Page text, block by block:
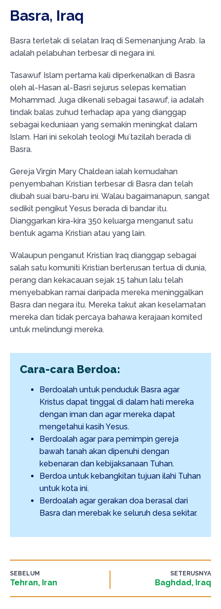
Basra, Iraq
Basra terletak di selatan Iraq di Semenanjung Arab. Ia
adalah pelabuhan terbesar di negara ini.
Tasawuf Islam pertama kali diperkenalkan di Basra
oleh al-Hasan al-Basri sejurus selepas kematian
Mohammad. Juga dikenali sebagai tasawuf, ia adalah
tindak balas zuhud terhadap apa yang dianggap
sebagai keduniaan yang semakin meningkat dalam
Islam. Hari ini sekolah teologi Muʿtazilah berada di
Basra.
Gereja Virgin Mary Chaldean ialah kemudahan
penyembahan Kristian terbesar di Basra dan telah
diubah suai baru-baru ini. Walau bagaimanapun, sangat
sedikit pengikut Yesus berada di bandar itu.
Dianggarkan kira-kira 350 keluarga menganut satu
bentuk agama Kristian atau yang lain.
Walaupun penganut Kristian Iraq dianggap sebagai
salah satu komuniti Kristian berterusan tertua di dunia,
perang dan kekacauan sejak 15 tahun lalu telah
menyebabkan ramai daripada mereka meninggalkan
Basra dan negara itu. Mereka takut akan keselamatan
mereka dan tidak percaya bahawa kerajaan komited
untuk melindungi mereka.
Cara-cara Berdoa:
Berdoalah untuk penduduk Basra agar
Kristus dapat tinggal di dalam hati mereka
dengan iman dan agar mereka dapat
mengetahui kasih Yesus.
Berdoalah agar para pemimpin gereja
bawah tanah akan dipenuhi dengan
kebenaran dan kebijaksanaan Tuhan.
Berdoa untuk kebangkitan tujuan ilahi Tuhan
untuk kota ini.
Berdoalah agar gerakan doa berasal dari
Basra dan merebak ke seluruh desa sekitar.
SEBELUM
Tehran, Iran
SETERUSNYA
Baghdad, Iraq